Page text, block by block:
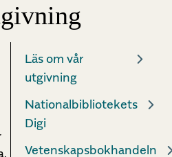
Läs om vår
utgivning
Nationalbibliotekets
Digi
Vetenskapsbokhandeln